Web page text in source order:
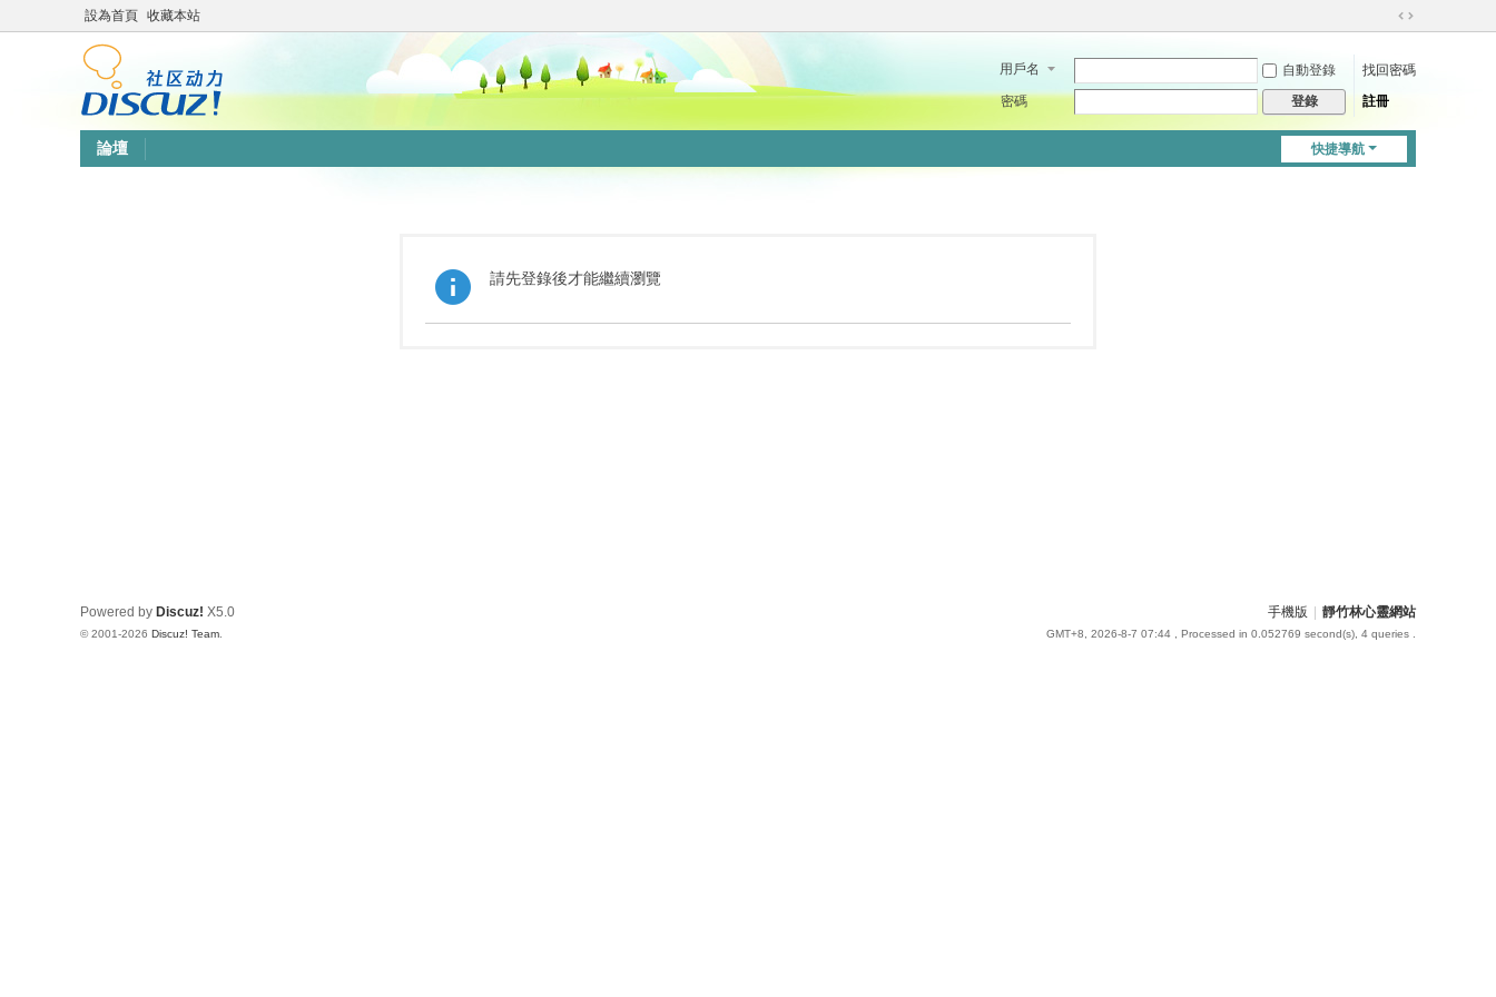
設為首頁 收藏本站
切
到
用戶名 自動登錄
找回密碼
密碼
登錄 註冊
快捷導航
論壇
請先登錄後才能繼續瀏覽
手機版 靜竹林心靈網站
GMT+8, 2026-8-7 07:44 , Processed in 0.052769 second(s), 4 queries .
Powered by Discuz! X5.0
© 2001-2026 Discuz! Team